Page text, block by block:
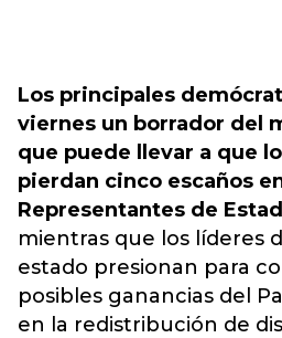
Los principales
viernes un borrador del
que puede llevar a que
pierdan cinco escaños
Representantes de
mientras que los líderes
estado presionan para
posibles ganancias del
en la redistribución de